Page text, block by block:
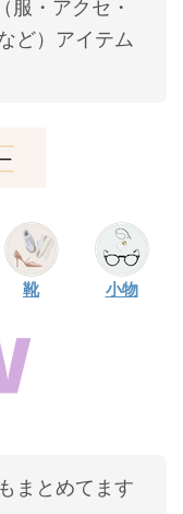
服・アクセ・
ど）アイテム
靴 小物
まとめてます